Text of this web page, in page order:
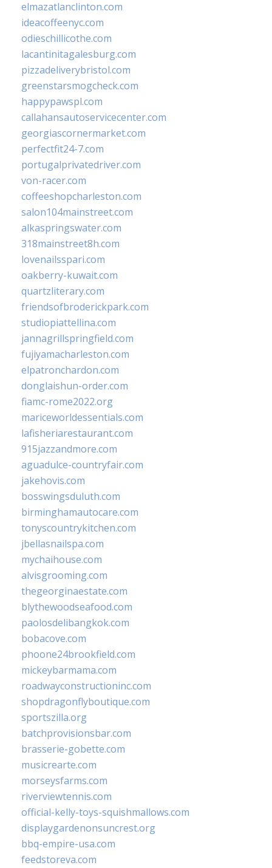
elmazatlanclinton.com
ideacoffeenyc.com
odieschillicothe.com
lacantinitagalesburg.com
pizzadeliverybristol.com
greenstarsmogcheck.com
happypawspl.com
callahansautoservicecenter.com
georgiascornermarket.com
perfectfit24-7.com
portugalprivatedriver.com
von-racer.com
coffeeshopcharleston.com
salon104mainstreet.com
alkaspringswater.com
318mainstreet8h.com
lovenailsspari.com
oakberry-kuwait.com
quartzliterary.com
friendsofbroderickpark.com
studiopiattellina.com
jannagrillspringfield.com
fujiyamacharleston.com
elpatronchardon.com
donglaishun-order.com
fiamc-rome2022.org
mariceworldessentials.com
lafisheriarestaurant.com
915jazzandmore.com
aguadulce-countryfair.com
jakehovis.com
bosswingsduluth.com
birminghamautocare.com
tonyscountrykitchen.com
jbellasnailspa.com
mychaihouse.com
alvisgrooming.com
thegeorginaestate.com
blythewoodseafood.com
paolosdelibangkok.com
bobacove.com
phoone24brookfield.com
mickeybarmama.com
roadwayconstructioninc.com
shopdragonflyboutique.com
sportszilla.org
batchprovisionsbar.com
brasserie-gobette.com
musicrearte.com
morseysfarms.com
riverviewtennis.com
official-kelly-toys-squishmallows.com
displaygardenonsuncrest.org
bbq-empire-usa.com
feedstoreva.com